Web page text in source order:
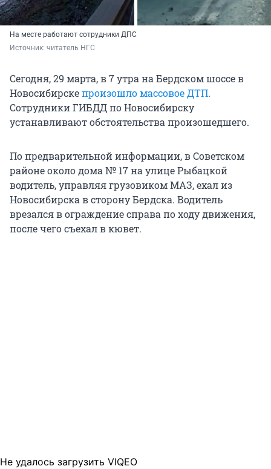
На месте работают сотрудники ДПС
Источник: читатель НГС
Сегодня, 29 марта, в 7 утра на Бердском шоссе в
Новосибирскепроизошло массовое ДТП.
Сотрудники ГИБДД по Новосибирску
устанавливают обстоятельства произошедшего.
По предварительной информации, в Советском
районе около дома № 17 на улице Рыбацкой
водитель, управляя грузовиком МАЗ, ехал из
Новосибирска в сторону Бердска. Водитель
врезался в ограждение справа по ходу движения,
после чего съехал в кювет.
Не удалось загрузить VIQEO